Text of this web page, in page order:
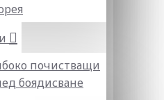
почистващи
боядисване